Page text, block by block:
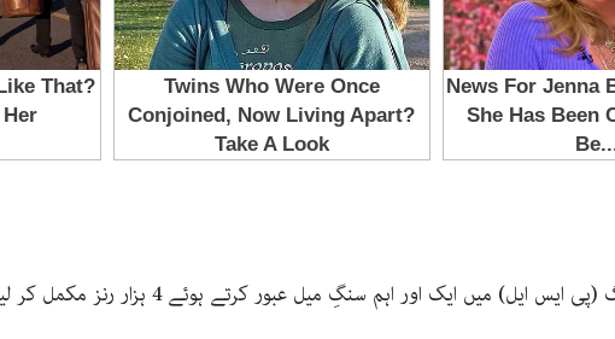
ایک اور اہم سنگِ میل عبور کرتے ہوئے 4 ہزار رنز مکمل کر لیے ہیں۔